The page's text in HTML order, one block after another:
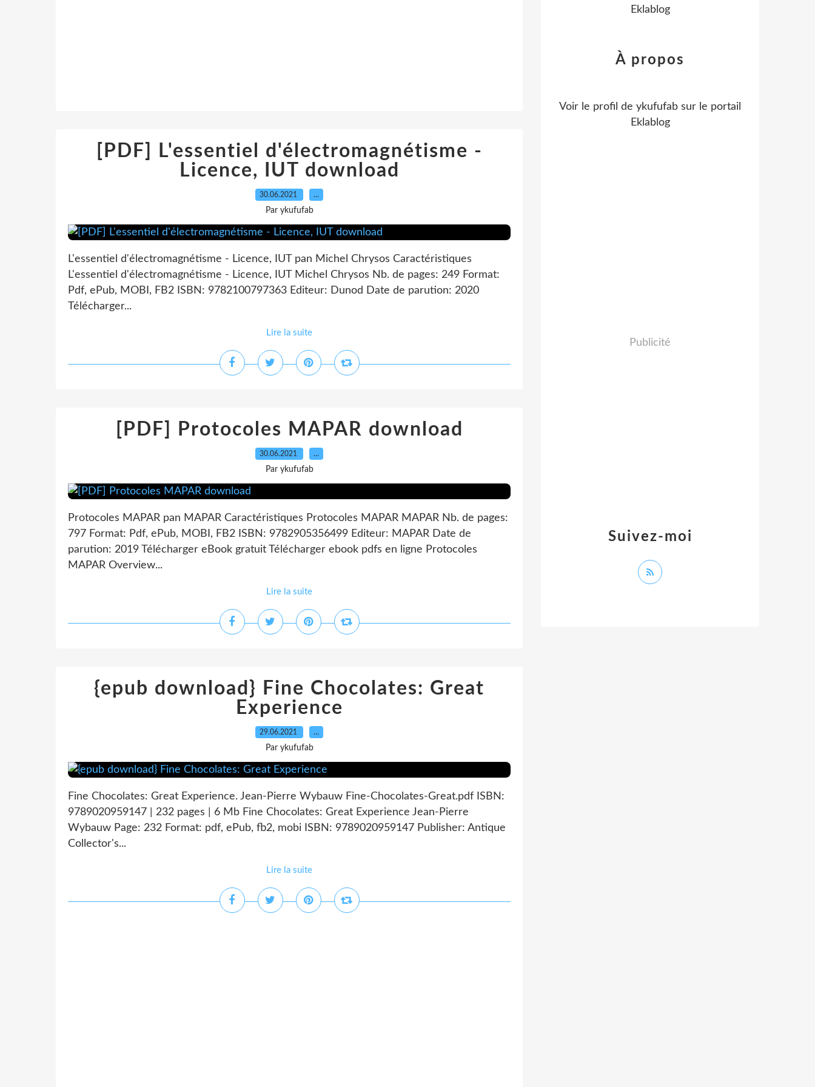
[PDF] L'essentiel d'électromagnétisme -
Licence, IUT download
30.06.2021 …
Par ykufufab
L'essentiel d'électromagnétisme - Licence, IUT pan Michel Chrysos Caractéristiques
L'essentiel d'électromagnétisme - Licence, IUT Michel Chrysos Nb. de pages: 249 Format:
Pdf, ePub, MOBI, FB2 ISBN: 9782100797363 Editeur: Dunod Date de parution: 2020
Télécharger...
Lire la suite
[PDF] Protocoles MAPAR download
30.06.2021 …
Par ykufufab
Protocoles MAPAR pan MAPAR Caractéristiques Protocoles MAPAR MAPAR Nb. de pages:
797 Format: Pdf, ePub, MOBI, FB2 ISBN: 9782905356499 Editeur: MAPAR Date de
parution: 2019 Télécharger eBook gratuit Télécharger ebook pdfs en ligne Protocoles
MAPAR Overview...
Lire la suite
{epub download} Fine Chocolates: Great
Experience
29.06.2021 …
Par ykufufab
Fine Chocolates: Great Experience. Jean-Pierre Wybauw Fine-Chocolates-Great.pdf ISBN:
9789020959147 | 232 pages | 6 Mb Fine Chocolates: Great Experience Jean-Pierre
Wybauw Page: 232 Format: pdf, ePub, fb2, mobi ISBN: 9789020959147 Publisher: Antique
Collector's...
Lire la suite
Eklablog
Suivez-moi
À propos
Voir le profil de ykufufab sur le portail
Eklablog
Publicité